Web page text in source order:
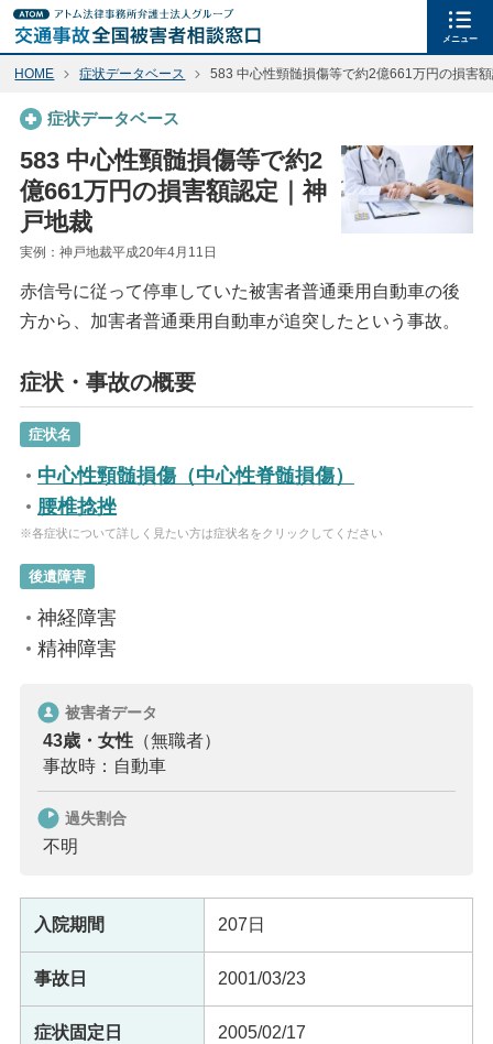
メニュー
HOME 症状データベース 583 中心性頸髄損傷等で約2億661万円の損害
症状データベース
583 中心性頸髄損傷等で約2
億661万円の損害額認定｜神
戸地裁
実例：神戸地裁平成20年4月11日
赤信号に従って停車していた被害者普通乗用自動車の後
方から、加害者普通乗用自動車が追突したという事故。
症状・事故の概要
症状名
中心性頸髄損傷（中心性脊髄損傷）
腰椎捻挫
※各症状について詳しく見たい方は症状名をクリックしてください
後遺障害
神経障害
精神障害
被害者データ
43歳・女性 （無職者）
事故時：自動車
過失割合
不明
入院期間 207日
事故日 2001/03/23
症状固定日 2005/02/17